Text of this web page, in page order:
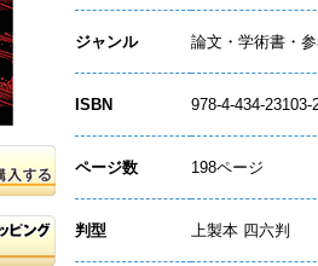
ジャンル 論文・学術書・
ISBN 978-4-434-23103-
ページ数 198ページ
判型 上製本 四六判